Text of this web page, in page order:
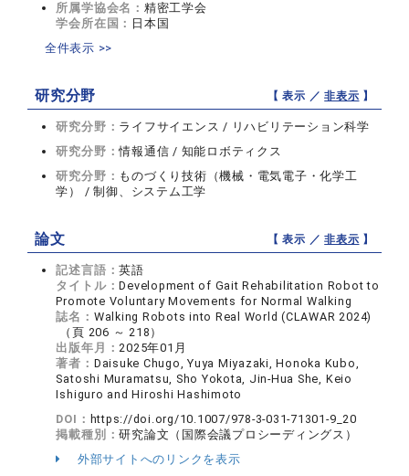
所属学協会名： 精密工学会
学会所在国： 日本国
全件表示 >>
研究分野 【 表示 ／非表示 】
研究分野： ライフサイエンス / リハビリテーション科学
研究分野：情報通信 / 知能ロボティクス
研究分野： ものづくり技術（機械・電気電子・化学工
学） / 制御、システム工学
論文 【 表示 ／非表示 】
記述言語：英語
タイトル：Development of Gait Rehabilitation Robot to
Promote Voluntary Movements for Normal Walking
誌名： Walking Robots into Real World (CLAWAR 2024)
（頁 206 ～ 218）
出版年月：2025年01月
著者： Daisuke Chugo, Yuya Miyazaki, Honoka Kubo,
Satoshi Muramatsu, Sho Yokota, Jin-Hua She, Keio
Ishiguro and Hiroshi Hashimoto
DOI： https://doi.org/10.1007/978-3-031-71301-9_20
掲載種別：研究論文（国際会議プロシーディングス）
外部サイトへのリンクを表示